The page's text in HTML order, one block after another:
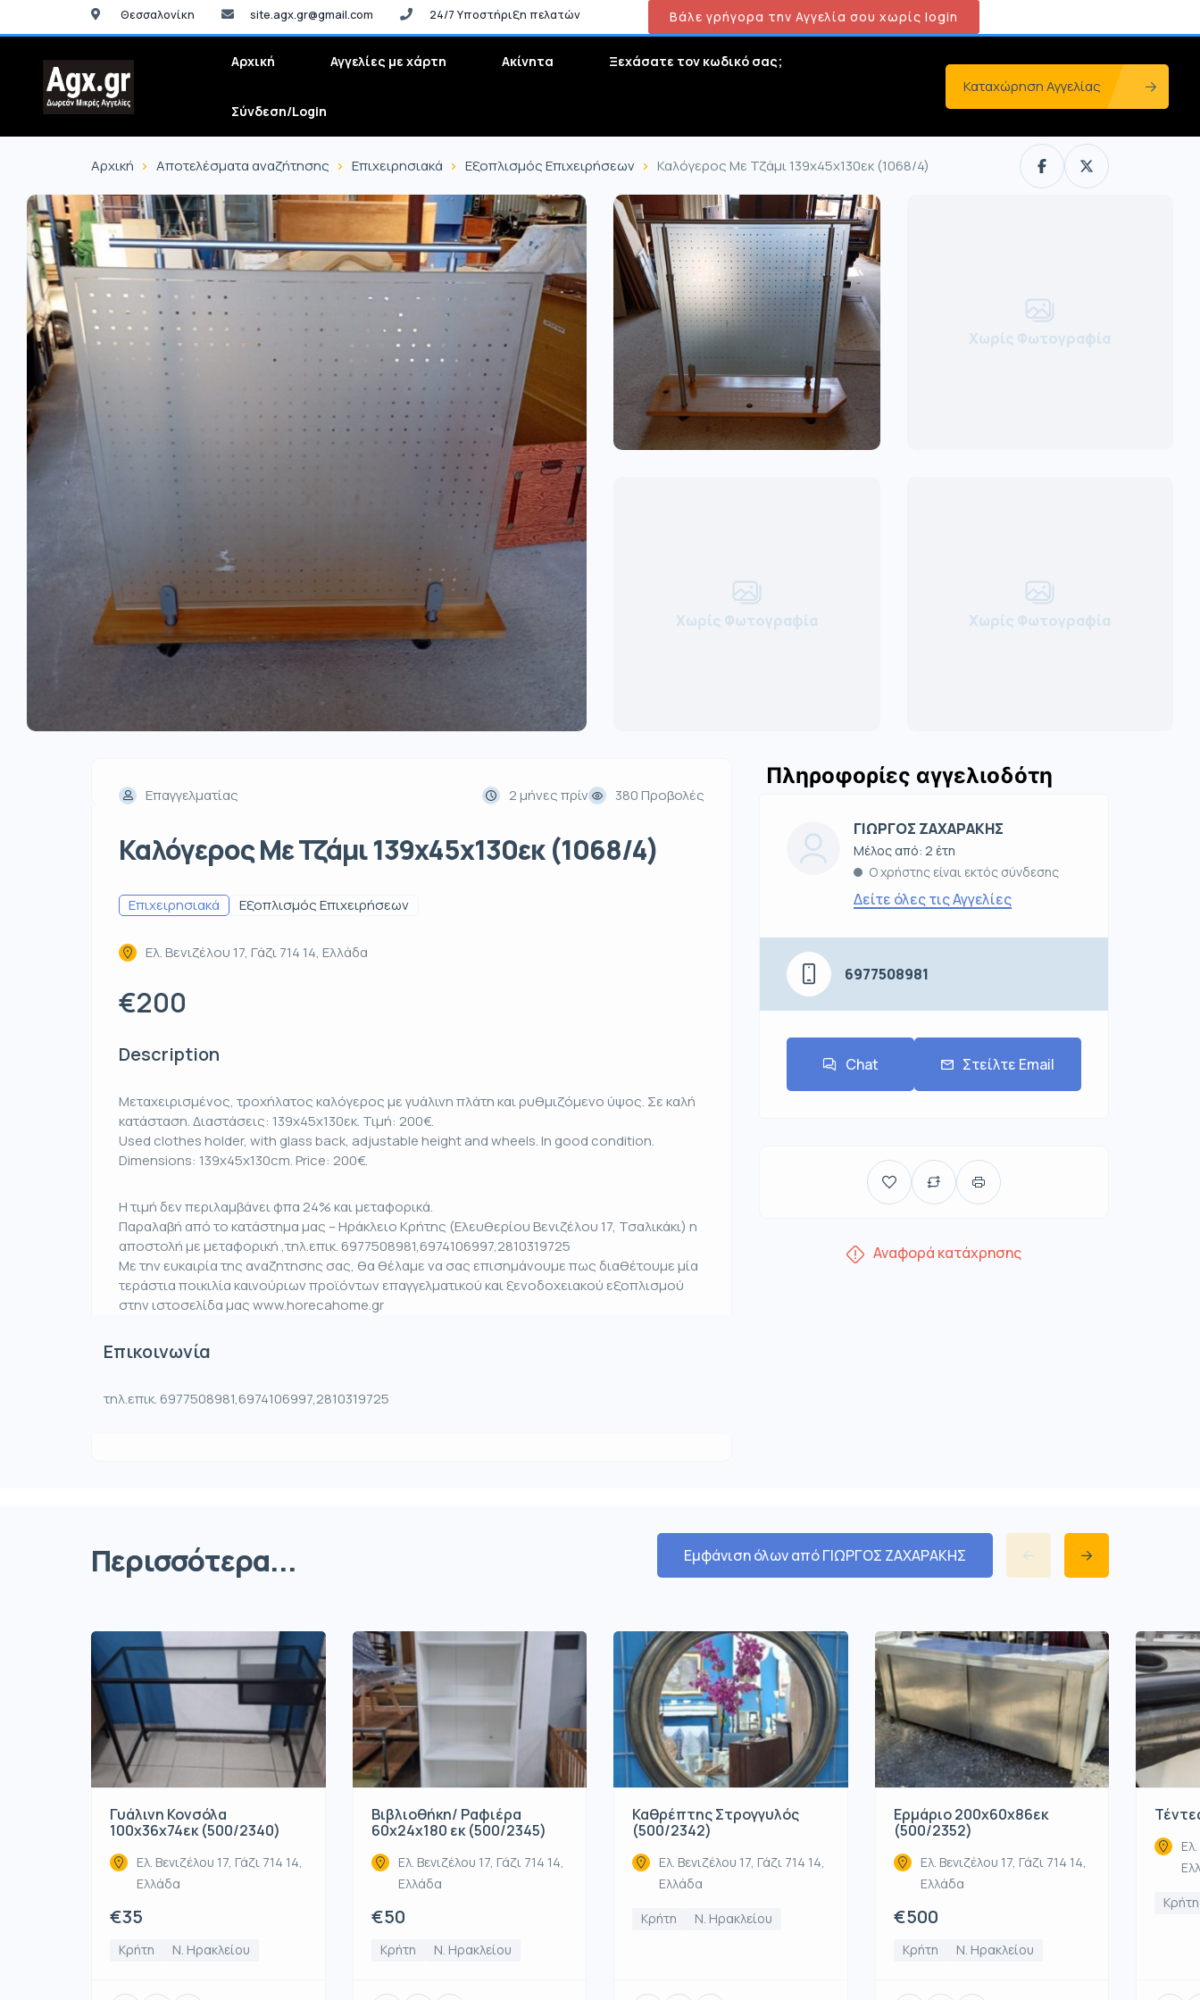
Θεσσαλονίκη site.agx.gr@gmail.com 24/7 Υποστήριξη πελατών Βάλε γρήγορα την Αγγελία σου χωρίς login
Αρχική Αγγελίες με χάρτη Ακίνητα Ξεχάσατε τον κωδικό σας;
Σύνδεση/Login
Καταχώρηση Αγγελίας
Αρχική Αποτελέσματα αναζήτησης Επιχειρησιακά Εξοπλισμός Επιχειρήσεων Καλόγερος Με Τζάμι 139x45x130εκ (1068/4)
Χωρίς Φωτογραφία
Χωρίς Φωτογραφία Χωρίς Φωτογραφία
Επαγγελματίας 2 μήνες πρίν 380 Προβολές
Καλόγερος Με Τζάμι 139x45x130εκ (1068/4)
Επιχειρησιακά Εξοπλισμός Επιχειρήσεων
Ελ. Βενιζέλου 17, Γάζι 714 14, Ελλάδα
€200
Description
Μεταχειρισμένος, τροχήλατος καλόγερος με γυάλινη πλάτη και ρυθμιζόμενο ύψος. Σε καλή
κατάσταση. Διαστάσεις: 139x45x130εκ. Τιμή: 200€.
Used clothes holder, with glass back, adjustable height and wheels. In good condition.
Dimensions: 139x45x130cm. Price: 200€.
Η τιμή δεν περιλαμβάνει φπα 24% και μεταφορικά.
Παραλαβή από το κατάστημα μας – Ηράκλειο Κρήτης (Ελευθερίου Βενιζέλου 17, Τσαλικάκι) η
αποστολή με μεταφορική ,τηλ.επικ. 6977508981,6974106997,2810319725
Με την ευκαιρία της αναζητησης σας, θα θέλαμε να σας επισημάνουμε πως διαθέτουμε μία
τεράστια ποικιλία καινούριων προϊόντων επαγγελματικού και ξενοδοχειακού εξοπλισμού
στην ιστοσελίδα μας www.horecahome.gr
Επικοινωνία
τηλ.επικ. 6977508981,6974106997,2810319725
Πληροφορίες αγγελιοδότη
ΓΙΩΡΓΟΣ ΖΑΧΑΡΑΚΗΣ
Μέλος από: 2 έτη
Ο χρήστης είναι εκτός σύνδεσης
Δείτε όλες τις Αγγελίες
6977508981
Chat Στείλτε Email
Αναφορά κατάχρησης
Περισσότερα... Εμφάνιση όλων από ΓΙΩΡΓΟΣ ΖΑΧΑΡΑΚΗΣ
Γυάλινη Κονσόλα
100x36x74εκ (500/2340)
Ελ. Βενιζέλου 17, Γάζι 714 14,
Ελλάδα
€35
Κρήτη Ν. Ηρακλείου
Βιβλιοθήκη/ Ραφιέρα
60x24x180 εκ (500/2345)
Ελ. Βενιζέλου 17, Γάζι 714 14,
Ελλάδα
€50
Κρήτη Ν. Ηρακλείου
Καθρέπτης Στρογγυλός
(500/2342)
Ελ. Βενιζέλου 17, Γάζι 714 14,
Ελλάδα
Κρήτη Ν. Ηρακλείου
Ερμάριο 200x60x86εκ
(500/2352)
Ελ. Βενιζέλου 17, Γάζι 714 14,
Ελλάδα
€500
Κρήτη Ν. Ηρακλείου
Κρήτη